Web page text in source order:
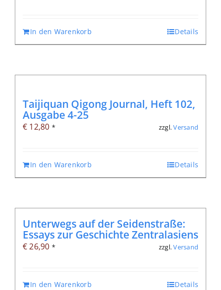
In den Warenkorb Details
Taijiquan Qigong Journal, Heft 102,
Ausgabe 4-25
€ 12,80 * zzgl.Versand
In den Warenkorb Details
Unterwegs auf der Seidenstraße:
Essays zur Geschichte Zentralasiens
€26,90 * zzgl.Versand
In den Warenkorb Details